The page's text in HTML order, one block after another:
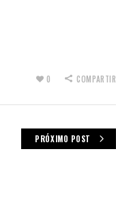
0 COMPARTIR
PRÓXIMO POST